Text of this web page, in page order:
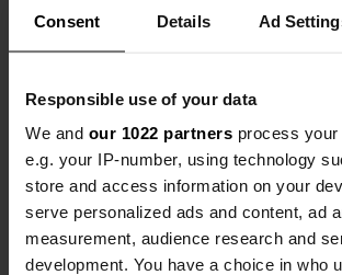
Consent Details Ad
Responsible use of your data
We and our 1022 partners process
e.g. your IP-number, using technology
store and access information on your
serve personalized ads and content, ad
measurement, audience research and
development. You have a choice in who
rénovation.
Emplacement
861 94, Tynderö District, Suède
Coordonnées
62° 24' 23" N 17° 43' 41" E